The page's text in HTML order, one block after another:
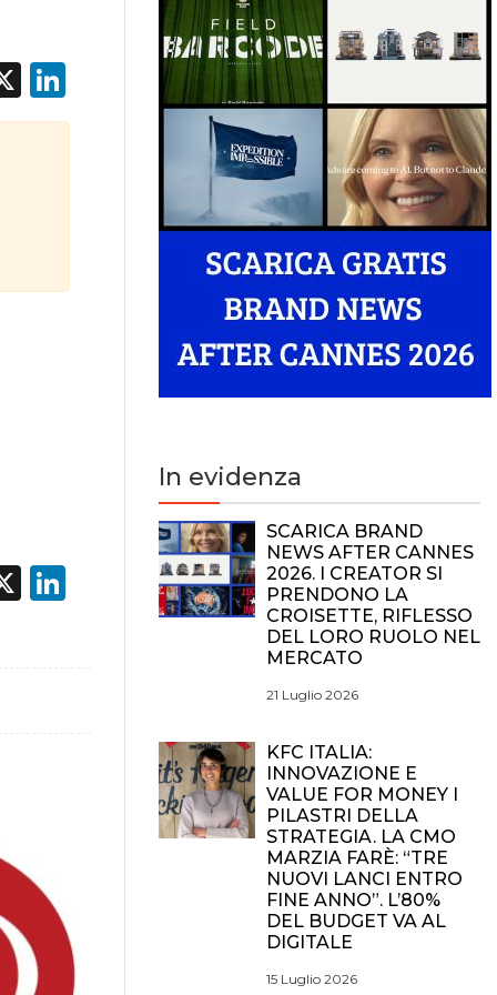
X LinkedIn
X LinkedIn
In evidenza
SCARICA BRAND
NEWS AFTER CANNES
2026. I CREATOR SI
PRENDONO LA
CROISETTE, RIFLESSO
DEL LORO RUOLO NEL
MERCATO
21 Luglio 2026
KFC ITALIA:
INNOVAZIONE E
VALUE FOR MONEY I
PILASTRI DELLA
STRATEGIA. LA CMO
MARZIA FARÈ: “TRE
NUOVI LANCI ENTRO
FINE ANNO”. L’80%
DEL BUDGET VA AL
DIGITALE
15 Luglio 2026